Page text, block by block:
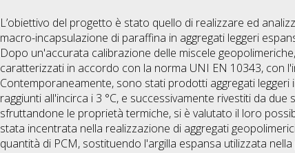
L’obiettivo del progetto è stato quello di realizzare ed
macro-incapsulazione di paraffina in aggregati leggeri
Dopo un'accurata calibrazione delle miscele
caratterizzati in accordo con la norma UNI EN 10343, con
Contemporaneamente, sono stati prodotti aggregati
raggiunti all'incirca i 3 °C, e successivamente rivestiti da
sfruttandone le proprietà termiche, si è valutato il loro
stata incentrata nella realizzazione di aggregati
quantità di PCM, sostituendo l'argilla espansa utilizzata